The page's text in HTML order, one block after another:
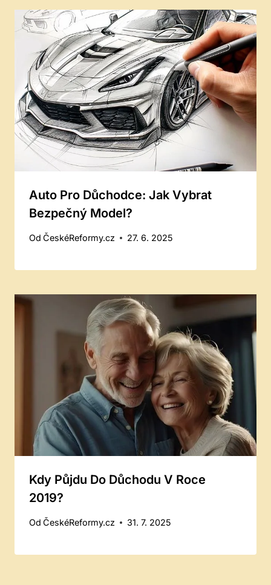
Auto Pro Důchodce: Jak Vybrat
Bezpečný Model?
Od ČeskéReformy.cz 27. 6. 2025
Kdy Půjdu Do Důchodu V Roce
2019?
Od ČeskéReformy.cz 31. 7. 2025